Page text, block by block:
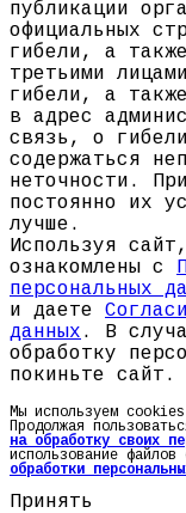
публикации
официальных
гибели, а
третьими
гибели, а
в адрес
связь, о
содержаться
неточности.
постоянно их
лучше.
Используя
ознакомлены с
персональных
и даете
данных . В
обработку
покиньте сайт.
Мы используем
Продолжая
на обработку своих
использование
обработки
Принять